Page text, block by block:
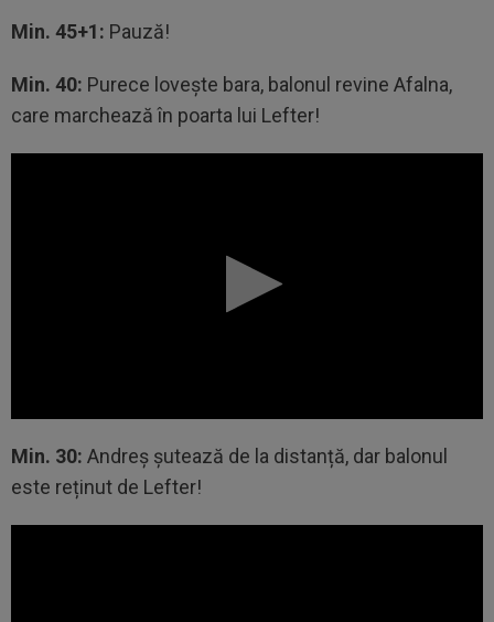
Min. 45+1: Pauză!
Min. 40: Purece lovește bara, balonul revine Afalna,
care marchează în poarta lui Lefter!
Min. 30: Andreș șutează de la distanță, dar balonul
este reținut de Lefter!